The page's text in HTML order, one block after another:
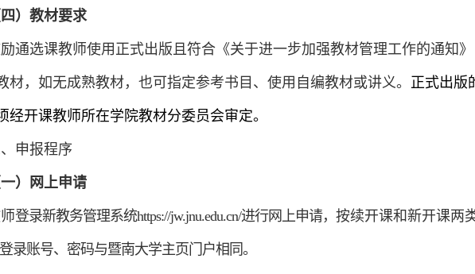
四）教材要求
通选课教师使用正式出版且符合《关于进一步加强教材管理工作的通知
材，如无成熟教材，也可指定参考书目、使用自编教材或讲义。 正式出版
经开课教师所在学院教材分委员会审定。
申报程序
一）网上申请
登录新教务管理系统https://jw.jnu.edu.cn/进行网上申请， 按续开课和新开课两
录账号、密码与暨南大学主页门户相同。